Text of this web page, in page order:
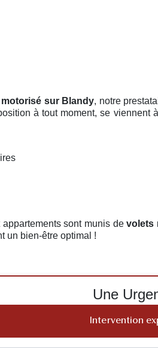
sur Blandy, notre
à tout moment, se
sont munis devolets
un bien-être optimal !
Une
Intervention